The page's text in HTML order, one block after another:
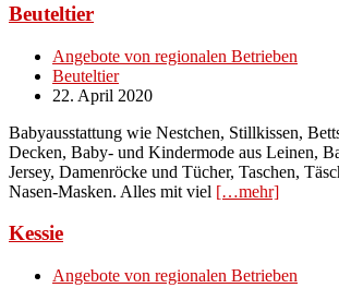
Beuteltier
Angebote von regionalen Betrieben
Beuteltier
22. April 2020
Babyausstattung wie Nestchen, Stillkissen,
Decken, Baby- und Kindermode aus Leinen,
Jersey, Damenröcke und Tücher, Taschen,
Nasen-Masken. Alles mit viel […mehr]
Kessie
Angebote von regionalen Betrieben